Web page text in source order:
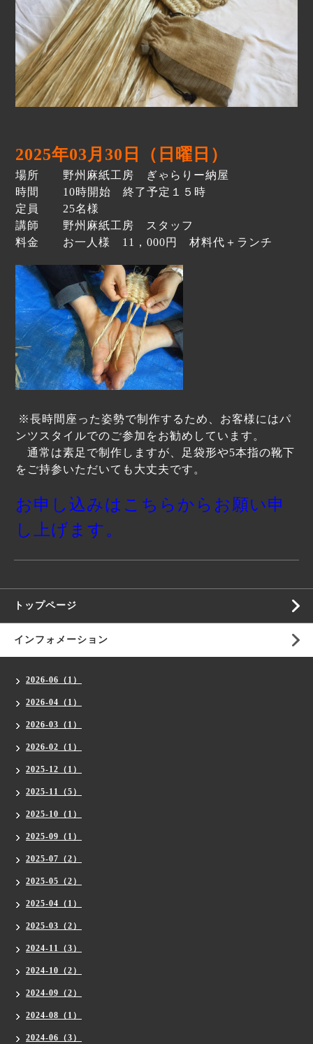
2025年03月30日（日曜日）
場所 野州麻紙工房 ぎゃらりー納屋
時間 10時開始 終了予定１５時
定員 25名様
講師 野州麻紙工房 スタッフ
料金 お一人様 11，000円 材料代＋ランチ
※長時間座った姿勢で制作するため、お客様にはパ
ンツスタイルでのご参加をお勧めしています。
通常は素足で制作しますが、足袋形や5本指の靴下
をご持参いただいても大丈夫です。
お申し込みはこちらからお願い申
し上げます。
トップページ
インフォメーション
2026-06（1）
2026-04（1）
2026-03（1）
2026-02（1）
2025-12（1）
2025-11（5）
2025-10（1）
2025-09（1）
2025-07（2）
2025-05（2）
2025-04（1）
2025-03（2）
2024-11（3）
2024-10（2）
2024-09（2）
2024-08（1）
2024-06（3）